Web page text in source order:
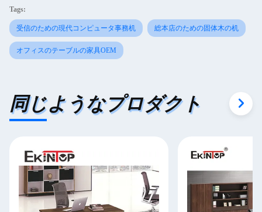
Tags:
受信のための現代コンピュータ事務机 総本店のための固体木の机
オフィスのテーブルの家具OEM
同じようなプロダクト